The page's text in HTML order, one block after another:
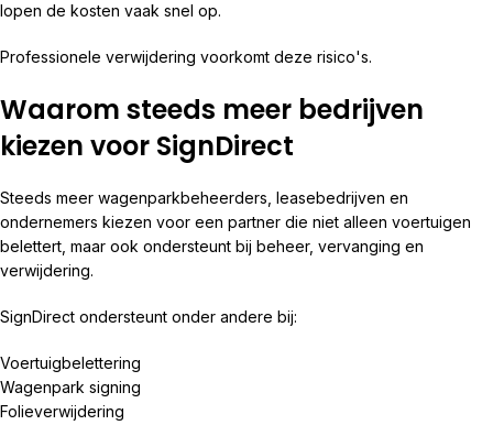
lopen de kosten vaak snel op.
Professionele verwijdering voorkomt deze risico's.
Waarom steeds meer bedrijven
kiezen voor SignDirect
Steeds meer wagenparkbeheerders, leasebedrijven en
ondernemers kiezen voor een partner die niet alleen voertuigen
belettert, maar ook ondersteunt bij beheer, vervanging en
verwijdering.
SignDirect ondersteunt onder andere bij:
Voertuigbelettering
Wagenpark signing
Folieverwijdering